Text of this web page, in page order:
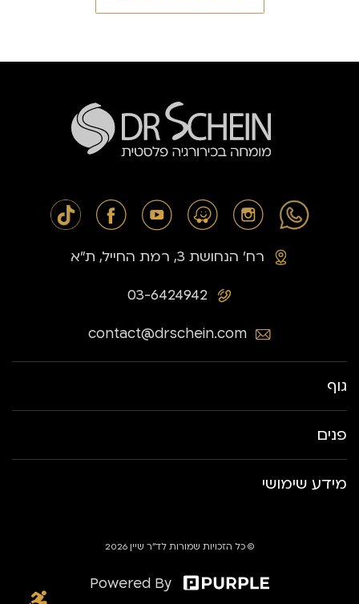
03-6424942
רח׳ הנחושת 3, רמת החייל, ת״א
contact@drschein.com
גוף
פנים
מידע שימושי
© כל הזכויות שמורות לד״ר שיין 2026
Powered By